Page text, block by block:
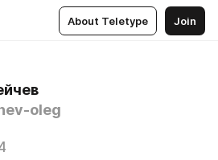
About Teletype Join
oleg